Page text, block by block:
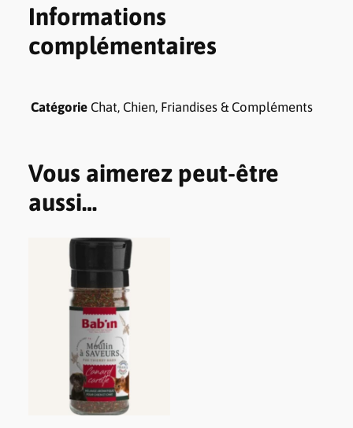
e
Informations
complémentaires
Catégorie Chat, Chien, Friandises & Compléments
Vous aimerez peut-être
aussi…